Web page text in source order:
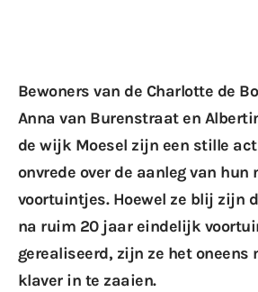
Bewoners van de Charlotte de
Anna van Burenstraat en
de wijk Moesel zijn een stille
onvrede over de aanleg van hun
voortuintjes. Hoewel ze blij zijn
na ruim 20 jaar eindelijk
gerealiseerd, zijn ze het oneens
klaver in te zaaien.